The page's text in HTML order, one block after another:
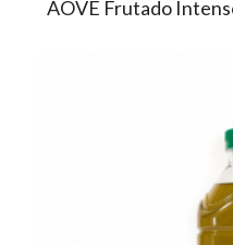
AOVE Frutado